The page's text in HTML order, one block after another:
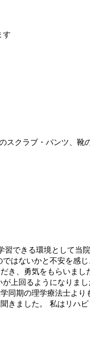
す
クラブ・パンツ、靴
できる環境として当
はないかと不安を感
き、勇気をもらいま
上回るようになりま
同期の理学療法士よ
きました。 私はリハ